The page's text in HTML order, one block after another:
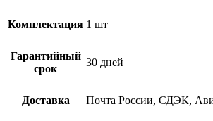
Комплектация 1 шт
Гарантийный
срок
30 дней
Доставка Почта России, СДЭК,